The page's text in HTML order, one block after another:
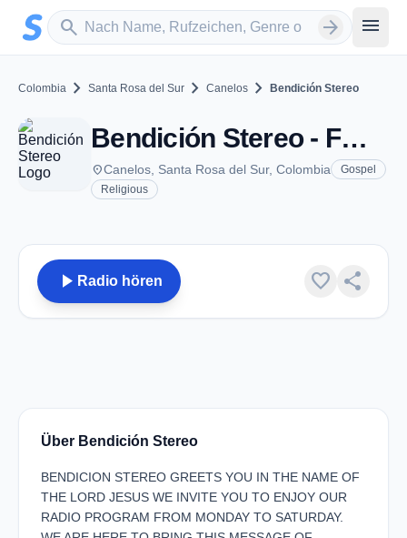
Zum Hauptinhalt springen
search
Sender suchen arrow_forward menu
Colombia chevron_right Santa Rosa del Sur chevron_right Canelos chevron_right Bendición Stereo
Bendición Stereo - FM 98.0 - Canelos
placeCanelos, Santa Rosa del Sur, Colombia
Gospel
Religious
play_arrow Radio hören favorite share
Über Bendición Stereo
BENDICION STEREO GREETS YOU IN THE NAME OF
THE LORD JESUS WE INVITE YOU TO ENJOY OUR
RADIO PROGRAM FROM MONDAY TO SATURDAY.